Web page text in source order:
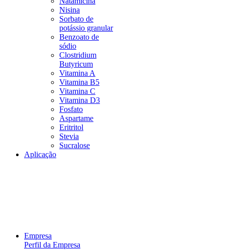
Nisina
Sorbato de
potássio granular
Benzoato de
sódio
Clostridium
Butyricum
Vitamina A
Vitamina B5
Vitamina C
Vitamina D3
Fosfato
Aspartame
Eritritol
Stevia
Sucralose
Aplicação
Empresa
Perfil da Empresa